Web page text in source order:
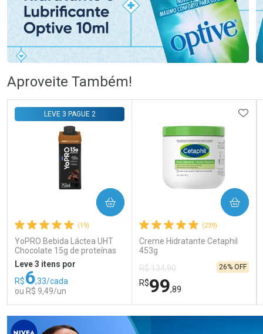
Comprar sem Desconto
Por R$ 76,78/cada
Comprar sem Desconto
Por R$ 76,78/cada
Comprar sem Desconto
Comprar sem Desconto
Aproveite Também!
(19)
YoPRO Bebida Láctea UHT
Chocolate 15g de proteínas
250ml
LEVE 3 PAGUE 2
Leve 3 itens por
R$6,33/cada
ou R$ 9,49/un
COMPRAR
FECHAR
FECHAR
(239)
Creme Hidratante Cetaphil
453g
R$ 134,90
R$99,89
26% OFF
COMPRAR